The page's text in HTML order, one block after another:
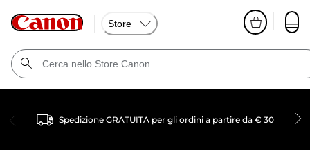
Store
Spedizione GRATUITA per gli ordini a partire da € 30